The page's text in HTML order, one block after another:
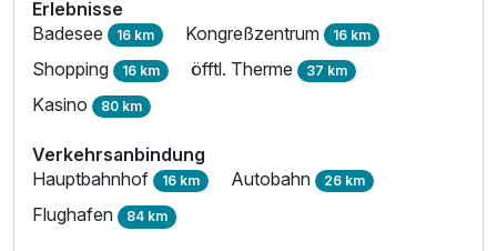
Erlebnisse
Badesee 16 km Kongreßzentrum 16 km
Shopping 16 km öfftl. Therme 37 km
Kasino 80 km
Verkehrsanbindung
Hauptbahnhof 16 km Autobahn 26 km
Flughafen 84 km